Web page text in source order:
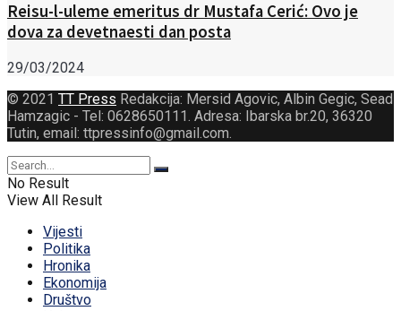
Reisu-l-uleme emeritus dr Mustafa Cerić: Ovo je
dova za devetnaesti dan posta
29/03/2024
© 2021 TT Press Redakcija: Mersid Agovic, Albin Gegic, Sead
Hamzagic - Tel: 0628650111. Adresa: Ibarska br.20, 36320
Tutin, email: ttpressinfo@gmail.com.
No Result
View All Result
Vijesti
Politika
Hronika
Ekonomija
Društvo